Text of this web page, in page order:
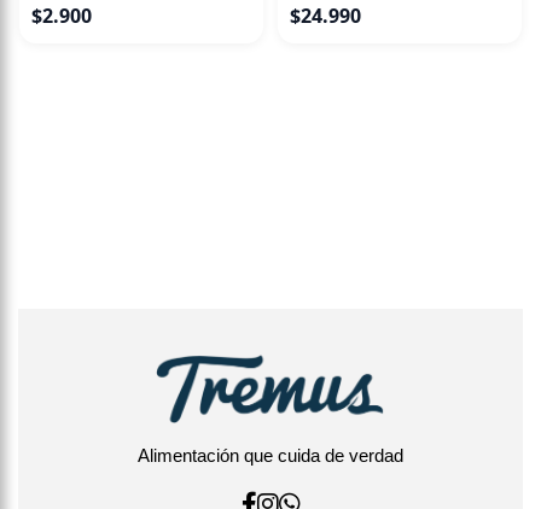
$2.900 $24.990
Alimentación que cuida de verdad